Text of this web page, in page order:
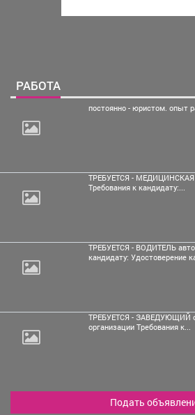
РАБОТА
постоянно - юристом. опыт
ТРЕБУЕТСЯ - МЕДИЦИНСКАЯ
Требования к кандидату:...
ТРЕБУЕТСЯ - ВОДИТЕЛЬ
кандидату: Удостоверение
ТРЕБУЕТСЯ - ЗАВЕДУЮЩИЙ
организации Требования к...
Подать